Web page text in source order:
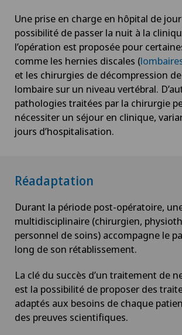
Une prise en charge en hôpital de
possibilité de passer la nuit à la
l’opération est proposée pour
comme les hernies discales (
et les chirurgies de décompression
lombaire sur un niveau vertébral.
pathologies traitées par la chirurgie
nécessiter un séjour en clinique,
jours d’hospitalisation.
Réadaptation
Durant la période post-opératoire,
multidisciplinaire (chirurgien,
personnel de soins) accompagne le
long de son rétablissement.
La clé du succès d’un traitement de
est la possibilité de proposer des
adaptés aux besoins de chaque
des preuves scientifiques.